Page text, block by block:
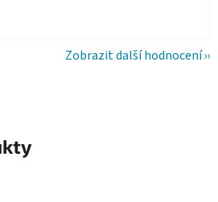
z 5 hvězdiček.
Zobrazit další hodnocení